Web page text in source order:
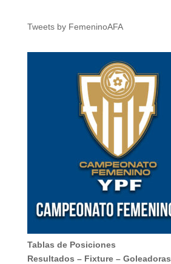
Tweets by FemeninoAFA
Tablas de Posiciones
Resultados – Fixture– Goleadoras